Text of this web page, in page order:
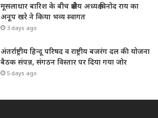
मूसलाधार बारिश के बीच क्षेत्रीय अध्यक्ष विनोद राय का
अनूप खरे ने किया भव्य स्वागत
3 days ago
अंतर्राष्ट्रीय हिन्दू परिषद व राष्ट्रीय बजरंग दल की योजना
बैठक संपन्न, संगठन विस्तार पर दिया गया जोर
5 days ago